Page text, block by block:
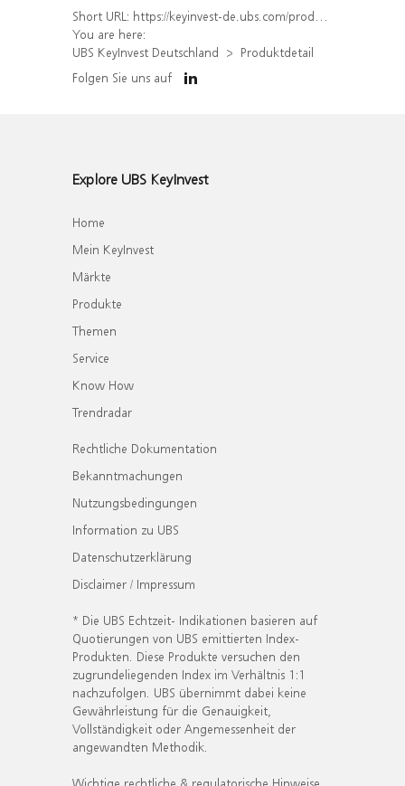
Short URL: https://keyinvest-de.ubs.com/produkt/detail/index/isin/DE000WA8JE48
You are here:
UBS KeyInvest Deutschland
Produktdetail
Folgen Sie uns auf
Explore UBS KeyInvest
Home
Mein KeyInvest
Märkte
Produkte
Themen
Service
Know How
Trendradar
Rechtliche Dokumentation
Bekanntmachungen
Nutzungsbedingungen
Information zu UBS
Datenschutzerklärung
Disclaimer / Impressum
* Die UBS Echtzeit- Indikationen basieren auf
Quotierungen von UBS emittierten Index-
Produkten. Diese Produkte versuchen den
zugrundeliegenden Index im Verhältnis 1:1
nachzufolgen. UBS übernimmt dabei keine
Gewährleistung für die Genauigkeit,
Vollständigkeit oder Angemessenheit der
angewandten Methodik.